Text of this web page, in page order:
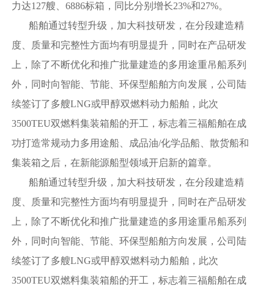
力达127艘、6886标箱，同比分别增长23%和27%。
船舶通过转型升级，加大科技研发，在分段建造精
度、质量和完整性方面均有明显提升，同时在产品研发
上，除了不断优化和推广批量建造的多用途重吊船系列
外，同时向智能、节能、环保型船舶方向发展，公司陆
续签订了多艘LNG或甲醇双燃料动力船舶，此次
3500TEU双燃料集装箱船的开工，标志着三福船舶在成
功打造常规动力多用途船、成品油/化学品船、散货船和
集装箱之后，在新能源船型领域开启新的篇章。
船舶通过转型升级，加大科技研发，在分段建造精
度、质量和完整性方面均有明显提升，同时在产品研发
上，除了不断优化和推广批量建造的多用途重吊船系列
外，同时向智能、节能、环保型船舶方向发展，公司陆
续签订了多艘LNG或甲醇双燃料动力船舶，此次
3500TEU双燃料集装箱船的开工，标志着三福船舶在成